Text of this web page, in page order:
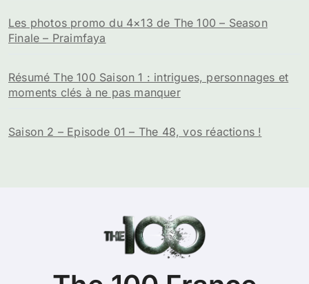
Les photos promo du 4×13 de The 100 – Season
Finale – Praimfaya
Résumé The 100 Saison 1 : intrigues, personnages et
moments clés à ne pas manquer
Saison 2 – Episode 01 – The 48, vos réactions !